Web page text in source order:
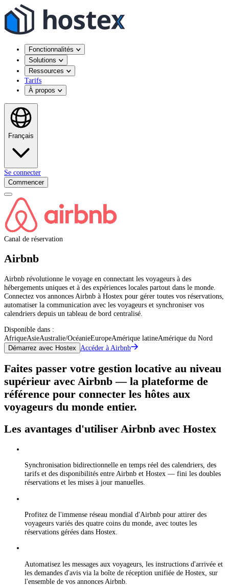
Fonctionnalités
Solutions
Ressources
Tarifs
À propos
Français
Se connecter
Commencer
Canal de réservation
Airbnb
Airbnb révolutionne le voyage en connectant les voyageurs à des
hébergements uniques et à des expériences locales partout dans le monde.
Connectez vos annonces Airbnb à Hostex pour gérer toutes vos réservations,
automatiser la communication avec les voyageurs et synchroniser vos
calendriers depuis un tableau de bord centralisé.
Disponible dans :
AfriqueAsieAustralie/OcéanieEuropeAmérique latineAmérique du Nord
Démarrez avec Hostex Accéder à Airbnb
Faites passer votre gestion locative au niveau
supérieur avec Airbnb — la plateforme de
référence pour connecter les hôtes aux
voyageurs du monde entier.
Les avantages d'utiliser Airbnb avec Hostex
Synchronisation bidirectionnelle en temps réel des calendriers, des
tarifs et des disponibilités entre Airbnb et Hostex — fini les doubles
réservations et les mises à jour manuelles.
Profitez de l'immense réseau mondial d'Airbnb pour attirer des
voyageurs variés des quatre coins du monde, avec toutes les
réservations gérées dans Hostex.
Automatisez les messages aux voyageurs, les instructions d'arrivée et
les demandes d'avis via la boîte de réception unifiée de Hostex, sur
l'ensemble de vos annonces Airbnb.